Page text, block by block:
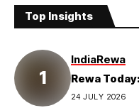
Top Insights
IndiaRewa
Rewa
24 JULY 2026